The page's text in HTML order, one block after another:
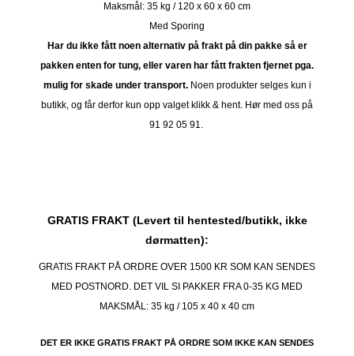
Maksmål: 35 kg / 120 x 60 x 60 cm
Med Sporing
Har du ikke fått noen alternativ på frakt på din pakke så er
pakken enten for tung, eller varen har fått frakten fjernet pga.
mulig for skade under transport.Noen produkter selges kun i
butikk, og får derfor kun opp valget klikk & hent. Hør med oss på
91 92 05 91.
GRATIS FRAKT (Levert til hentested/butikk, ikke
dørmatten):
GRATIS FRAKT PÅ ORDRE OVER 1500 KR SOM KAN SENDES
MED POSTNORD. DET VIL SI PAKKER FRA 0-35 KG MED
MAKSMÅL: 35 kg / 105 x 40 x 40 cm
DET ER IKKE GRATIS FRAKT PÅ ORDRE SOM IKKE KAN SENDES